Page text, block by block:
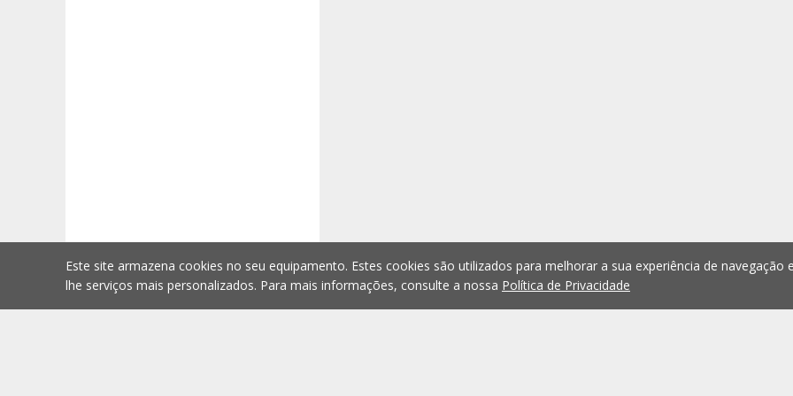
Este site armazena cookies no seu equipamento. Estes cookies são utilizados para melhorar a sua experiência de navegação
lhe serviços mais personalizados. Para mais informações, consulte a nossa Política de Privacidade